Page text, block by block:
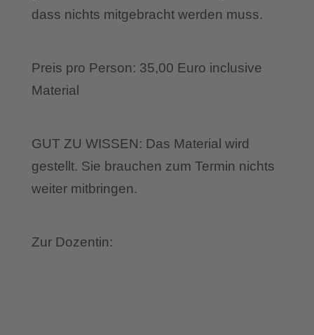
dass nichts mitgebracht werden muss.
Preis pro Person: 35,00 Euro inclusive
Material
GUT ZU WISSEN: Das Material wird
gestellt. Sie brauchen zum Termin nichts
weiter mitbringen.
Zur Dozentin: